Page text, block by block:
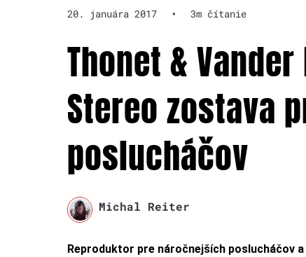
20. januára 2017 • 3m čítanie
Thonet &
Stereo zostava
poslucháčov
Michal Reiter
Reproduktor pre náročnejších poslucháčov